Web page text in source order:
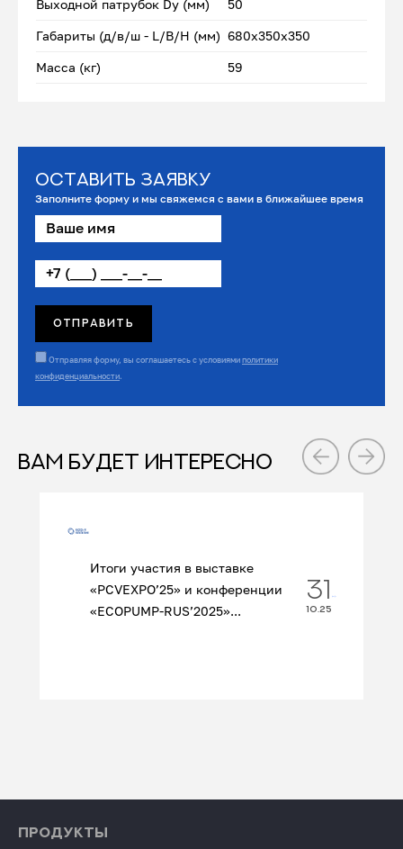
Выходной патрубок Dу (мм) 50
Габариты (д/в/ш - L/B/H (мм) 680х350х350
Масса (кг) 59
Оставить заявку
Заполните форму и мы свяжемся с вами в ближайшее время
Отправляя форму, вы соглашаетесь с условиямиполитики
конфиденциальности.
ВАМ БУДЕТ ИНТЕРЕСНО
Итоги участия в выставке
«PCVEXPO’25» и конференции
«ECOPUMP‑RUS’2025»...
31
10.25
ПРОДУКТЫ